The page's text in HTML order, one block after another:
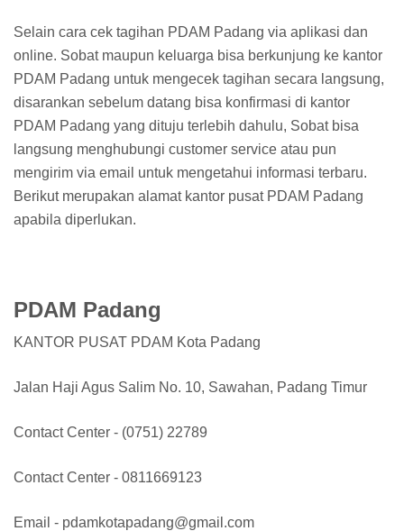
Selain cara cek tagihan PDAM Padang via aplikasi dan
online. Sobat maupun keluarga bisa berkunjung ke kantor
PDAM Padang untuk mengecek tagihan secara langsung,
disarankan sebelum datang bisa konfirmasi di kantor
PDAM Padang yang dituju terlebih dahulu, Sobat bisa
langsung menghubungi customer service atau pun
mengirim via email untuk mengetahui informasi terbaru.
Berikut merupakan alamat kantor pusat PDAM Padang
apabila diperlukan.
PDAM Padang
KANTOR PUSAT PDAM Kota Padang
Jalan Haji Agus Salim No. 10, Sawahan, Padang Timur
Contact Center - (0751) 22789
Contact Center - 0811669123
Email - pdamkotapadang@gmail.com